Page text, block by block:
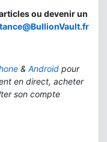
ou devenir un
& Android pour
en direct, acheter
son compte